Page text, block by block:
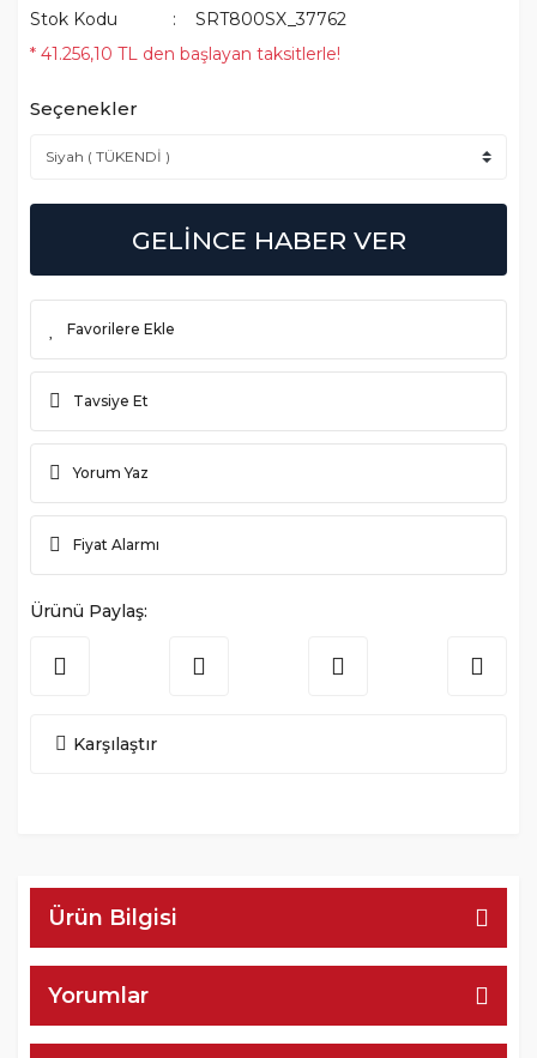
Stok Kodu
SRT800SX_37762
* 41.256,10 TL den başlayan taksitlerle!
Seçenekler
GELİNCE HABER VER
Tavsiye Et
Yorum Yaz
Fiyat Alarmı
Ürünü Paylaş:
Karşılaştır
Ürün Bilgisi
Yorumlar